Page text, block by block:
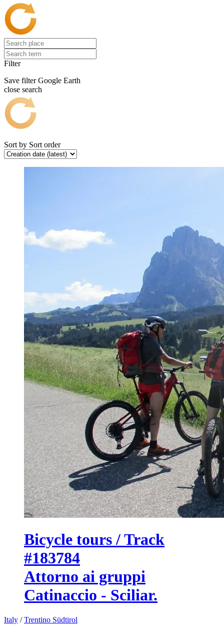
Filter
Save filter Google Earth
close search
Sort by Sort order
Bicycle tours / Track
#183784
Attorno ai gruppi
Catinaccio - Sciliar.
Italy /Trentino Südtirol